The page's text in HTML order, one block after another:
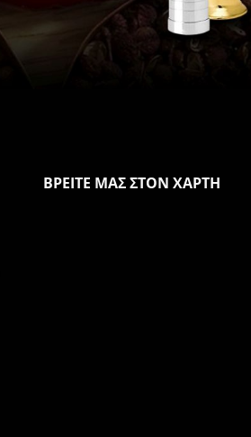
ΒΡΕΙΤΕ ΜΑΣ ΣΤΟΝ ΧΑΡΤΗ